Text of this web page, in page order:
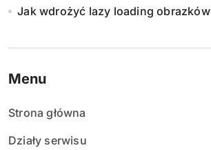
Jak wdrożyć lazy loading obrazków
Menu
Strona główna
Działy serwisu